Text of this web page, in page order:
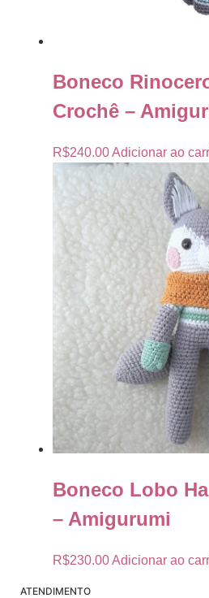
Boneco
Crochê –
R$240.00Adicionar ao
Boneco Lobo
– Amigurumi
R$230.00Adicionar ao
ATENDIMENTO